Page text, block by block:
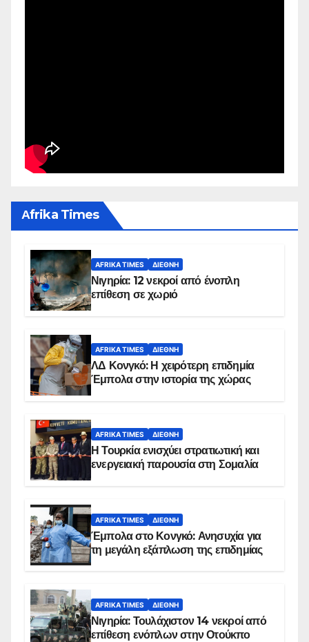
Αfrika Times
AFRIKA TIMES ΔΙΕΘΝΉ
Νιγηρία: 12 νεκροί από ένοπλη
επίθεση σε χωριό
AFRIKA TIMES ΔΙΕΘΝΉ
ΛΔ Κονγκό: Η χειρότερη επιδημία
Έμπολα στην ιστορία της χώρας
AFRIKA TIMES ΔΙΕΘΝΉ
Η Τουρκία ενισχύει στρατιωτική και
ενεργειακή παρουσία στη Σομαλία
AFRIKA TIMES ΔΙΕΘΝΉ
Έμπολα στο Κονγκό: Ανησυχία για
τη μεγάλη εξάπλωση της επιδημίας
AFRIKA TIMES ΔΙΕΘΝΉ
Νιγηρία: Τουλάχιστον 14 νεκροί από
επίθεση ενόπλων στην Οτούκπο